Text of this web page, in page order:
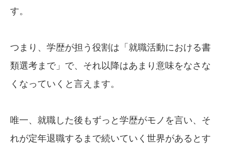
す。
つまり、学歴が担う役割は「就職活動における書
類選考まで」で、それ以降はあまり意味をなさな
くなっていくと言えます。
唯一、就職した後もずっと学歴がモノを言い、そ
れが定年退職するまで続いていく世界があるとす